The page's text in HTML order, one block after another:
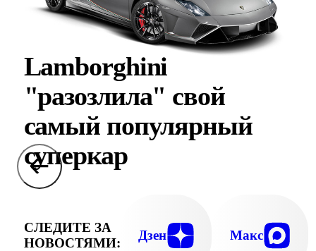
Lamborghini
"разозлила" свой
самый популярный
суперкар
СЛЕДИТЕ ЗА
НОВОСТЯМИ:
Дзен Макс